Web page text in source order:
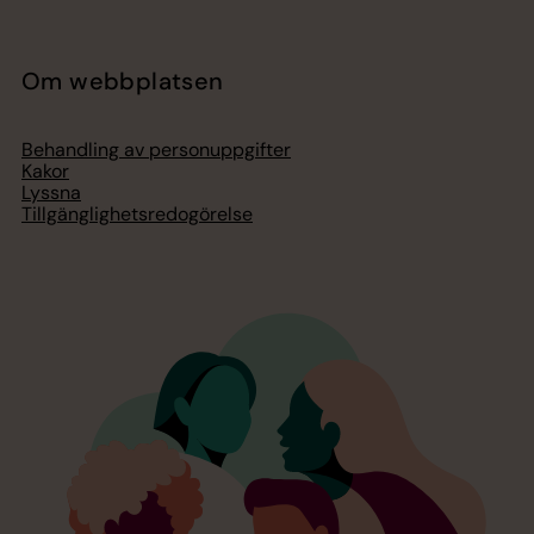
Om webbplatsen
Behandling av personuppgifter
Kakor
Lyssna
Tillgänglighetsredogörelse